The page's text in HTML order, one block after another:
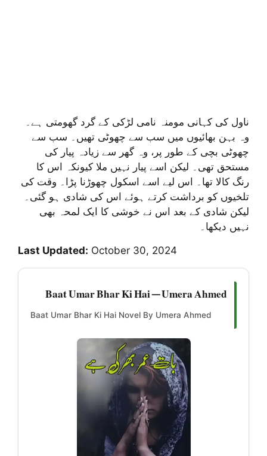
ناول کی کہانی مومنہ نامی لڑکی کے گرد گھومتی ہے۔
وہ بہن بھائیوں میں سب سے چھوٹی تھیں۔ سب سے
چھوٹی بچی کے طور پر، وہ گھر سے زیادہ پیار کی
مستحق تھی۔ لیکن اسے پیار نہیں ملا کیونکہ اس کا
رنگ کالا تھا۔ اس لیے اسے اسکول چھوڑنا پڑا۔ وقت کی
تلخیوں کو برداشت کرتے ہوئے اس کی شادی ہو گئی۔
لیکن شادی کے بعد اس نے خوشی کا ایک لمحہ بھی
نہیں دیکھا۔
Last Updated: October 30, 2024
Baat Umar Bhar Ki Hai — Umera Ahmed
Baat Umar Bhar Ki Hai Novel By Umera Ahmed